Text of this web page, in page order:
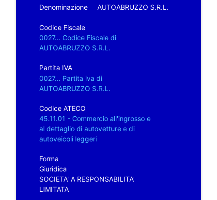
Denominazione AUTOABRUZZO S.R.L.
Codice Fiscale
0027... Codice Fiscale di
AUTOABRUZZO S.R.L.
Partita IVA
0027... Partita iva di
AUTOABRUZZO S.R.L.
Codice ATECO
45.11.01 - Commercio all'ingrosso e
al dettaglio di autovetture e di
autoveicoli leggeri
Forma
Giuridica
SOCIETA' A RESPONSABILITA'
LIMITATA